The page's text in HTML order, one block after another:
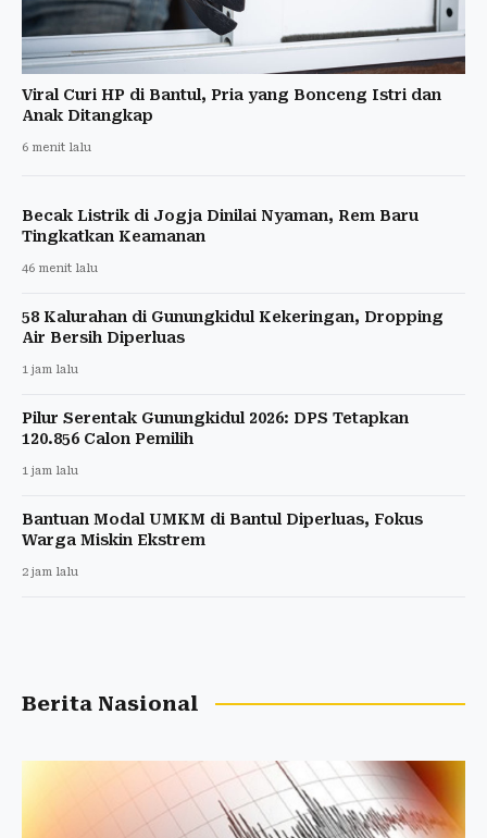
Viral Curi HP di Bantul, Pria yang Bonceng Istri dan
Anak Ditangkap
6 menit lalu
Becak Listrik di Jogja Dinilai Nyaman, Rem Baru
Tingkatkan Keamanan
46 menit lalu
58 Kalurahan di Gunungkidul Kekeringan, Dropping
Air Bersih Diperluas
1 jam lalu
Pilur Serentak Gunungkidul 2026: DPS Tetapkan
120.856 Calon Pemilih
1 jam lalu
Bantuan Modal UMKM di Bantul Diperluas, Fokus
Warga Miskin Ekstrem
2 jam lalu
Berita Nasional